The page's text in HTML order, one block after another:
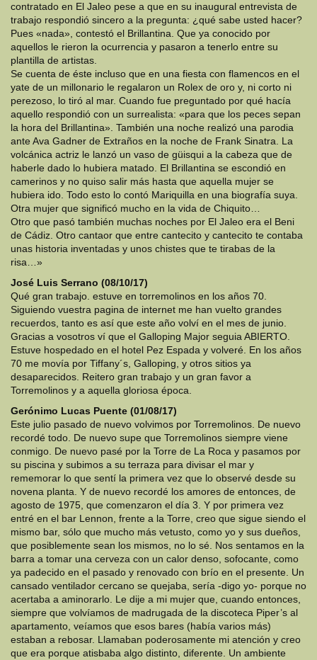
contratado en El Jaleo pese a que en su inaugural entrevista de
trabajo respondió sincero a la pregunta: ¿qué sabe usted hacer?
Pues «nada», contestó el Brillantina. Que ya conocido por
aquellos le rieron la ocurrencia y pasaron a tenerlo entre su
plantilla de artistas.
Se cuenta de éste incluso que en una fiesta con flamencos en el
yate de un millonario le regalaron un Rolex de oro y, ni corto ni
perezoso, lo tiró al mar. Cuando fue preguntado por qué hacía
aquello respondió con un surrealista: «para que los peces sepan
la hora del Brillantina». También una noche realizó una parodia
ante Ava Gadner de Extraños en la noche de Frank Sinatra. La
volcánica actriz le lanzó un vaso de güisqui a la cabeza que de
haberle dado lo hubiera matado. El Brillantina se escondió en
camerinos y no quiso salir más hasta que aquella mujer se
hubiera ido. Todo esto lo contó Mariquilla en una biografía suya.
Otra mujer que significó mucho en la vida de Chiquito…
Otro que pasó también muchas noches por El Jaleo era el Beni
de Cádiz. Otro cantaor que entre cantecito y cantecito te contaba
unas historia inventadas y unos chistes que te tirabas de la
risa…»
José Luis Serrano (08/10/17)
Qué gran trabajo. estuve en torremolinos en los años 70.
Siguiendo vuestra pagina de internet me han vuelto grandes
recuerdos, tanto es así que este año volví en el mes de junio.
Gracias a vosotros ví que el Galloping Major seguia ABIERTO.
Estuve hospedado en el hotel Pez Espada y volveré. En los años
70 me movía por Tiffany´s, Galloping, y otros sitios ya
desaparecidos. Reitero gran trabajo y un gran favor a
Torremolinos y a aquella gloriosa época.
Gerónimo Lucas Puente (01/08/17)
Este julio pasado de nuevo volvimos por Torremolinos. De nuevo
recordé todo. De nuevo supe que Torremolinos siempre viene
conmigo. De nuevo pasé por la Torre de La Roca y pasamos por
su piscina y subimos a su terraza para divisar el mar y
rememorar lo que sentí la primera vez que lo observé desde su
novena planta. Y de nuevo recordé los amores de entonces, de
agosto de 1975, que comenzaron el día 3. Y por primera vez
entré en el bar Lennon, frente a la Torre, creo que sigue siendo el
mismo bar, sólo que mucho más vetusto, como yo y sus dueños,
que posiblemente sean los mismos, no lo sé. Nos sentamos en la
barra a tomar una cerveza con un calor denso, sofocante, como
ya padecido en el pasado y renovado con brío en el presente. Un
cansado ventilador cercano se quejaba, sería -digo yo- porque no
acertaba a aminorarlo. Le dije a mi mujer que, cuando entonces,
siempre que volvíamos de madrugada de la discoteca Piper’s al
apartamento, veíamos que esos bares (había varios más)
estaban a rebosar. Llamaban poderosamente mi atención y creo
que era porque atisbaba algo distinto, diferente. Un ambiente